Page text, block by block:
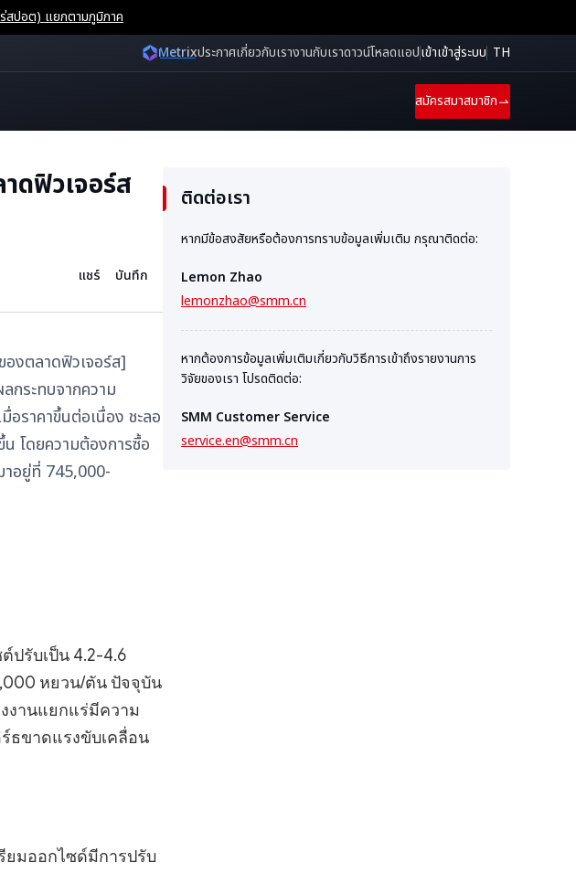
สปอต) แยกตามภูมิภาค
Metrixประกาศเกี่ยวกับเรางานกับเราดาวน์โหลดแอปเข้าเข้าสู่ระบบ TH
สมัครสมาสมาชิก
ดฟิวเจอร์ส
แชร์ บันทึก
งตลาดฟิวเจอร์ส]
กระทบจากความ
ราคาขึ้นต่อเนื่อง ชะลอ
โดยความต้องการซื้อ
าอยู่ที่ 745,000-
ปรับเป็น 4.2-4.6
หยวน/ตัน ปัจจุบัน
งานแยกแร่มีความ
ธขาดแรงขับเคลื่อน
ยมออกไซด์มีการปรับ
ติดต่อเรา
หากมีข้อสงสัยหรือต้องการทราบข้อมูลเพิ่มเติม กรุณาติดต่อ:
Lemon Zhao
lemonzhao@smm.cn
หากต้องการข้อมูลเพิ่มเติมเกี่ยวกับวิธีการเข้าถึงรายงานการ
วิจัยของเรา โปรดติดต่อ:
SMM Customer Service
service.en@smm.cn